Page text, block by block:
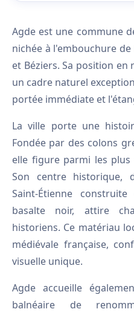
Agde est une commune
nichée à l'embouchure
et Béziers. Sa position
un cadre naturel
portée immédiate et
La ville porte une
Fondée par des colons
elle figure parmi les plus
Son centre historique,
Saint-Étienne
basalte noir, attire
historiens. Ce matériau
médiévale française,
visuelle unique.
Agde accueille
balnéaire de